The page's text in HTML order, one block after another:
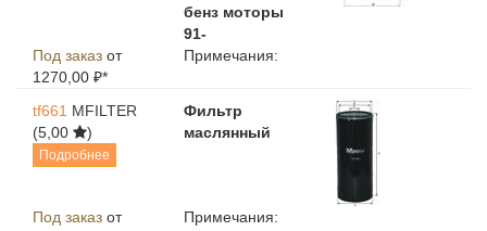
бенз моторы
91-
Под заказ от
1270,00 ₽*
Примечания:
tf661 MFILTER
(5,00
)
Подробнее
Фильтр
маслянный
Под заказ от
Примечания: